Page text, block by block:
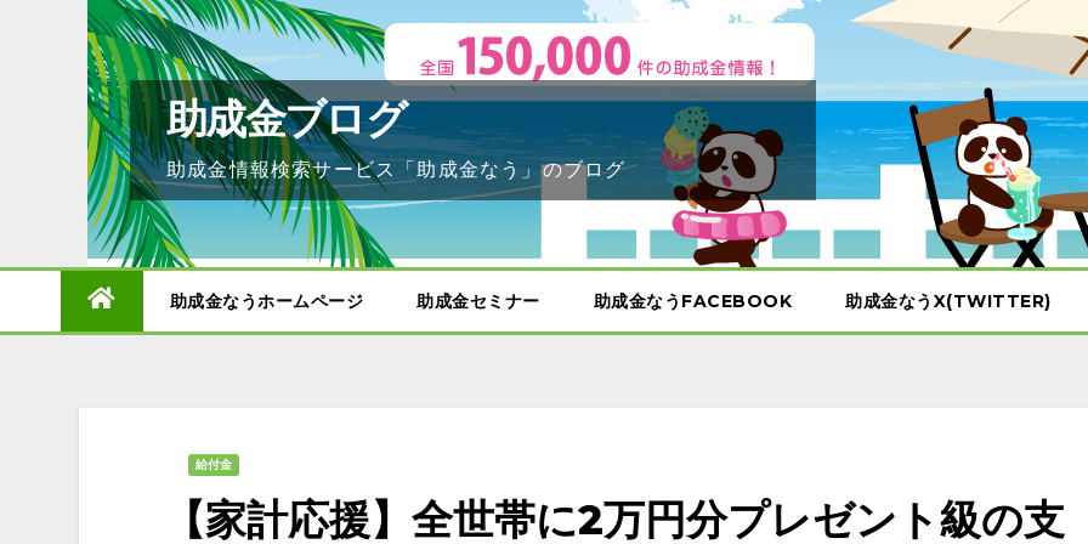
助成金ブログ
助成金情報検索サービス「助成金なう」のブログ
助成金なうホームページ 助成金セミナー 助成金なうFACEBOOK 助成金なうX(TWITTER)
給付金
【家計応援】全世帯に2万円分プレゼント級の支